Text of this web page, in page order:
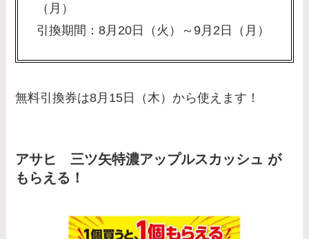
（月）
引換期間：8月20日（火）～9月2日（月）
無料引換券は8月15日（木）から使えます！
アサヒ 三ツ矢特濃アップルスカッシュ が
もらえる！